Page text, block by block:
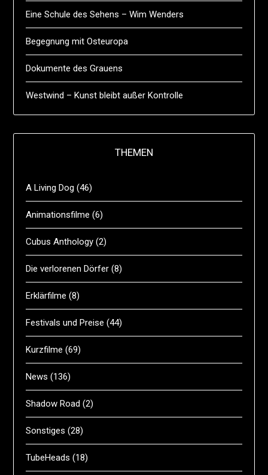
Eine Schule des Sehens – Wim Wenders
Begegnung mit Osteuropa
Dokumente des Grauens
Westwind – Kunst bleibt außer Kontrolle
THEMEN
A Living Dog (46)
Animationsfilme (6)
Cubus Anthology (2)
Die verlorenen Dörfer (8)
Erklärfilme (8)
Festivals und Preise (44)
Kurzfilme (69)
News (136)
Shadow Road (2)
Sonstiges (28)
TubeHeads (18)